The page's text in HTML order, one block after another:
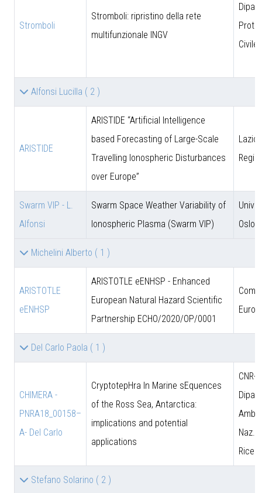
Stromboli
Stromboli: ripristino della rete
multifunzionale INGV
Civile
Alfonsi Lucilla ( 2 )
ARISTIDE
ARISTIDE “Artificial Intelligence
based Forecasting of Large-Scale
Travelling Ionospheric Disturbances
over Europe”
Lazio
Swarm VIP - L.
Alfonsi
Swarm Space Weather Variability of
Ionospheric Plasma (Swarm VIP)
Oslo
Michelini Alberto ( 1 )
ARISTOTLE
eENHSP
ARISTOTLE eENHSP - Enhanced
European Natural Hazard Scientific
Partnership ECHO/2020/OP/0001
Del Carlo Paola ( 1 )
CHIMERA -
PNRA18_00158–
A- Del Carlo
CryptotepHra In Marine sEquences
of the Ross Sea, Antarctica:
implications and potential
applications
CNR-
Amb.
Naz.
Stefano Solarino ( 2 )